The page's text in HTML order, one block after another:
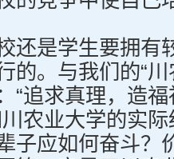
是学生要拥有
的。与我们的“
“追求真理，造
农业大学的实
子应如何奋斗？